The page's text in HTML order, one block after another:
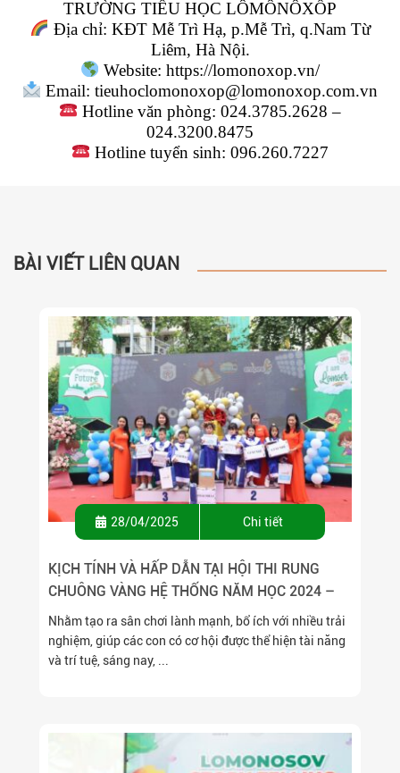
TRƯỜNG TIỂU HỌC LÔMÔNÔXỐP
Địa chỉ: KĐT Mễ Trì Hạ, p.Mễ Trì, q.Nam Từ
Liêm, Hà Nội.
Website: https://lomonoxop.vn/
Email: tieuhoclomonoxop@lomonoxop.com.vn
Hotline văn phòng: 024.3785.2628 –
024.3200.8475
Hotline tuyển sinh: 096.260.7227
BÀI VIẾT LIÊN QUAN
28/04/2025 Chi tiết
KỊCH TÍNH VÀ HẤP DẪN TẠI HỘI THI RUNG
CHUÔNG VÀNG HỆ THỐNG NĂM HỌC 2024 –
2025
Nhằm tạo ra sân chơi lành mạnh, bổ ích với nhiều trải
nghiệm, giúp các con có cơ hội được thể hiện tài năng
và trí tuệ, sáng nay, ...